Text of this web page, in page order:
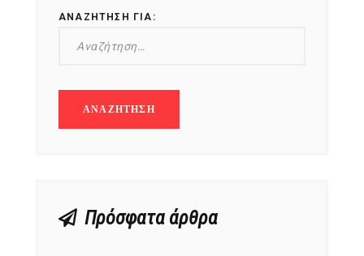
ΑΝΑΖΉΤΗΣΗ ΓΙΑ:
Πρόσφατα άρθρα